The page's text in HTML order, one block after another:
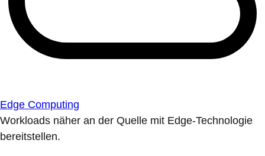
Edge Computing
Workloads näher an der Quelle mit Edge-Technologie
bereitstellen.